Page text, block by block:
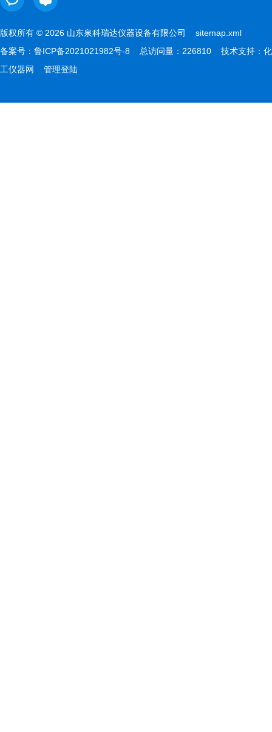
版权所有 © 2026 山东泉科瑞达仪器设备有限公司 sitemap.xml
备案号： 鲁ICP备2021021982号-8 总访问量：226810 技术支持： 化
工仪器网
管理登陆